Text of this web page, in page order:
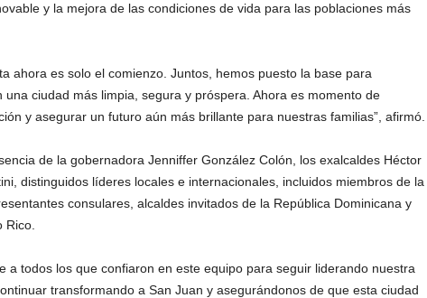
y la mejora de las condiciones de vida para las poblaciones más
ahora es solo el comienzo. Juntos, hemos puesto la base para
ciudad más limpia, segura y próspera. Ahora es momento de
y asegurar un futuro aún más brillante para nuestras familias”, afirmó.
dela gobernadora Jenniffer González Colón,
los exalcaldes Héctor
distinguidos líderes locales e internacionales, incluidos miembros de la
consulares, alcaldes invitados de la República Dominicana y
Rico.
a todos los que confiaron en este equipo para seguir liderando nuestra
transformando a San Juan y asegurándonos de que esta ciudad